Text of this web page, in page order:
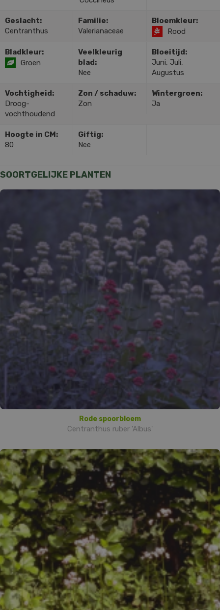
Geslacht:
Centranthus
Familie:
Valerianaceae
Bloemkleur:
Rood
Bladkleur:
Groen
Veelkleurig
blad:
Nee
Bloeitijd:
Juni, Juli,
Augustus
Vochtigheid:
Droog-
vochthoudend
Zon / schaduw:
Zon
Wintergroen:
Ja
Hoogte in CM:
80
Giftig:
Nee
SOORTGELIJKE PLANTEN
Rode spoorbloem
Centranthus ruber 'Albus'